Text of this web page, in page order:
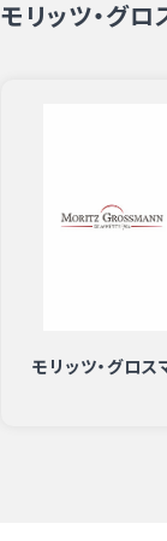
モリッツ・グ
モリッツ・グロス